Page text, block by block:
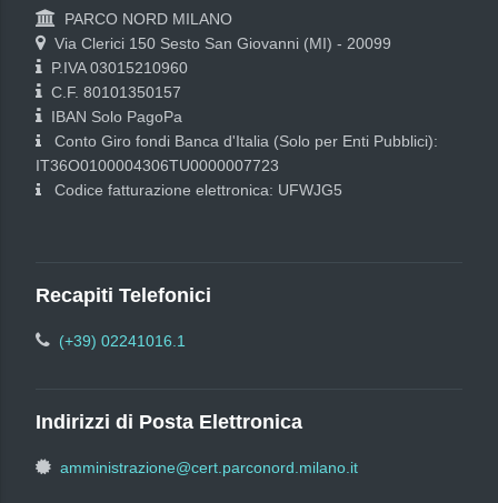
PARCO NORD MILANO
Via Clerici 150 Sesto San Giovanni (MI) - 20099
P.IVA 03015210960
C.F. 80101350157
IBAN Solo PagoPa
Conto Giro fondi Banca d'Italia (Solo per Enti Pubblici):
IT36O0100004306TU0000007723
Codice fatturazione elettronica: UFWJG5
Recapiti Telefonici
(+39) 02241016.1
Indirizzi di Posta Elettronica
amministrazione@cert.parconord.milano.it